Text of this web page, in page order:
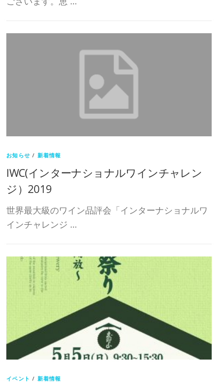
お知らせ / 新着情報
IWC(インターナショナルワインチャレン
ジ）2019
世界最大級のワイン品評会「インターナショナルワ
インチャレンジ …
イベント / 新着情報